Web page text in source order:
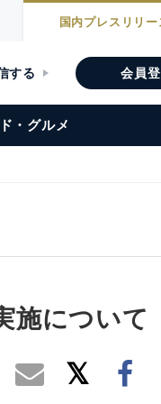
国内プレスリリー
する 会員
・グルメ
施について